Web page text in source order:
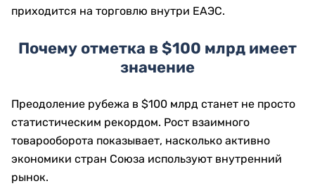
приходится на торговлю внутри ЕАЭС.
Почему отметка в $100 млрд имеет
значение
Преодоление рубежа в $100 млрд станет не просто
статистическим рекордом. Рост взаимного
товарооборота показывает, насколько активно
экономики стран Союза используют внутренний
рынок.